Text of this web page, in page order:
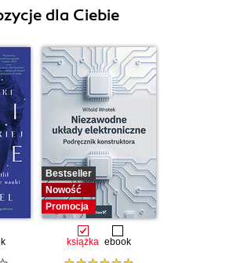
dla Ciebie
Bestseller
Nowość
Promocja
książka ebook